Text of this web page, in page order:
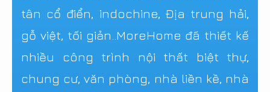
tân cổ điển, indochine, Địa trung hải,
gỗ việt, tối giản..MoreHome đã thiết kế
nhiều công trình nội thất biệt thự,
chung cư, văn phòng, nhà liền kề, nhà